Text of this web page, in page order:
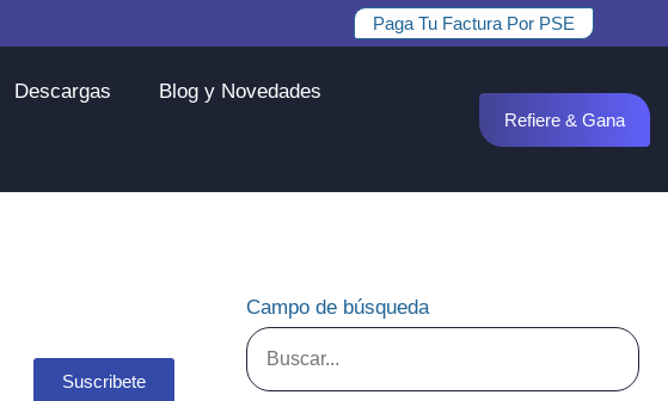
Paga Tu Factura Por PSE
Descargas Blog y Novedades
Refiere & Gana
Suscribete
Campo de búsqueda